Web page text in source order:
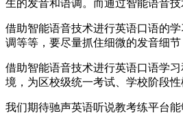
生的发音和语调。而通过智能语音
借助智能语音技术进行英语口语的
调等等，要尽量抓住细微的发音细
借助智能语音技术进行英语口语学
境，为区校级统一考试、学校阶段
我们期待驰声英语听说教考练平台